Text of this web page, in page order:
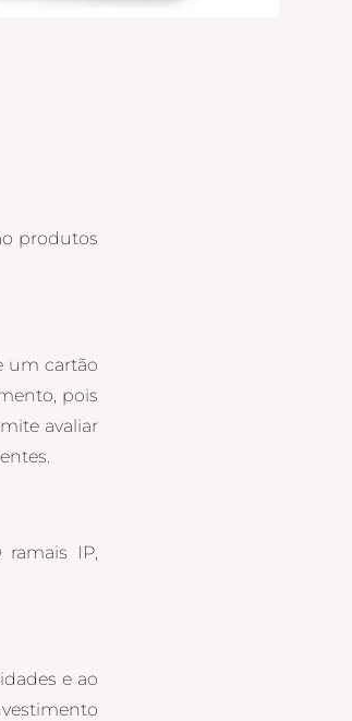
produtos
um cartão
pois
avaliar
IP,
e ao